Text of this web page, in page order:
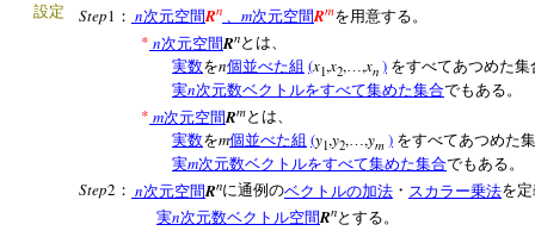
設定
Step1 ： n次元空間Rn 、 m次元空間Rmを用意する。
* n次元空間Rnとは、
実数をn個並べた組 (x1,x2, ,xn ) をすべてあつめた集
実n次元数ベクトルをすべて集めた集合でもある。
* m次元空間Rmとは、
実数をm個並べた組 (y1,y2, ,ym ) をすべてあつめた
実m次元数ベクトルをすべて集めた集合でもある。
Step2 ： n次元空間Rnに通例のベクトルの加法 ・ スカラー乗法を
実n次元数ベクトル空間Rnとする。